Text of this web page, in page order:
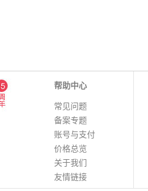
帮助中心
常见问题
备案专题
账号与支付
价格总览
关于我们
友情链接